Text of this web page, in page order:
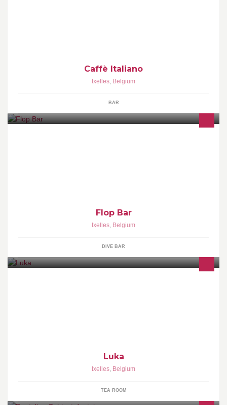
Caffè Italiano
Ixelles, Belgium
BAR
Flop Bar
Ixelles, Belgium
DIVE BAR
Luka
Ixelles, Belgium
TEA ROOM